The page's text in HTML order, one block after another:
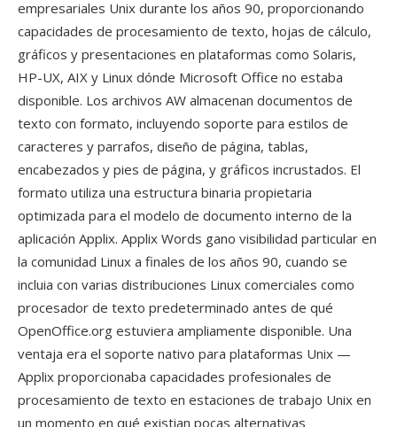
empresariales Unix durante los años 90, proporcionando
capacidades de procesamiento de texto, hojas de cálculo,
gráficos y presentaciones en plataformas como Solaris,
HP-UX, AIX y Linux dónde Microsoft Office no estaba
disponible. Los archivos AW almacenan documentos de
texto con formato, incluyendo soporte para estilos de
caracteres y parrafos, diseño de página, tablas,
encabezados y pies de página, y gráficos incrustados. El
formato utiliza una estructura binaria propietaria
optimizada para el modelo de documento interno de la
aplicación Applix. Applix Words gano visibilidad particular en
la comunidad Linux a finales de los años 90, cuando se
incluia con varias distribuciones Linux comerciales como
procesador de texto predeterminado antes de qué
OpenOffice.org estuviera ampliamente disponible. Una
ventaja era el soporte nativo para plataformas Unix —
Applix proporcionaba capacidades profesionales de
procesamiento de texto en estaciones de trabajo Unix en
un momento en qué existian pocas alternativas